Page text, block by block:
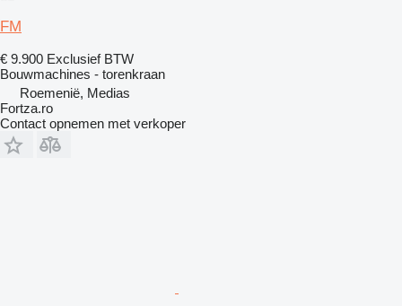
FM
€ 9.900 Exclusief BTW
Bouwmachines - torenkraan
Roemenië, Medias
Fortza.ro
Contact opnemen met verkoper